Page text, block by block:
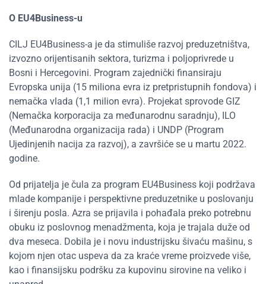
O EU4Business-u
CILJ EU4Business-a je da stimuliše razvoj preduzetništva,
izvozno orijentisanih sektora, turizma i poljoprivrede u
Bosni i Hercegovini. Program zajednički finansiraju
Evropska unija (15 miliona evra iz pretpristupnih fondova) i
nemačka vlada (1,1 milion evra). Projekat sprovode GIZ
(Nemačka korporacija za međunarodnu saradnju), ILO
(Međunarodna organizacija rada) i UNDP (Program
Ujedinjenih nacija za razvoj), a završiće se u martu 2022.
godine.
Od prijatelja je čula za program EU4Business koji podržava
mlade kompanije i perspektivne preduzetnike u poslovanju
i širenju posla. Azra se prijavila i pohađala preko potrebnu
obuku iz poslovnog menadžmenta, koja je trajala duže od
dva meseca. Dobila je i novu industrijsku šivaću mašinu, s
kojom njen otac uspeva da za kraće vreme proizvede više,
kao i finansijsku podršku za kupovinu sirovine na veliko i